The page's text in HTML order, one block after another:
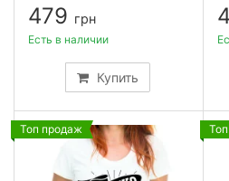
479 грн
Купить
Есть в наличии
Топ продаж